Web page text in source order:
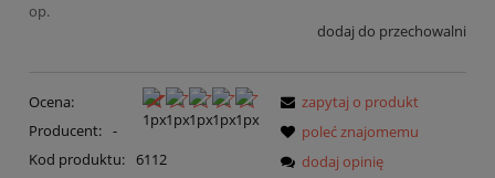
op.
dodaj do przechowalni
Ocena:
Producent: -
Kod produktu: 6112
zapytaj o produkt
poleć znajomemu
dodaj opinię